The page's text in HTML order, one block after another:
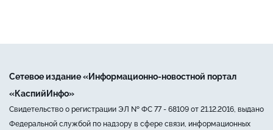
Сетевое издание «Информационно-новостной портал
«КаспийИнфо»
Свидетельство о регистрации ЭЛ № ФС 77 - 68109 от 21.12.2016, выдано
Федеральной службой по надзору в сфере связи, информационных